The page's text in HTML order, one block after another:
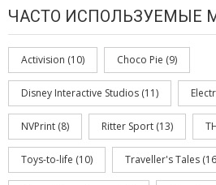
ЧАСТО ИСПОЛЬЗУЕМЫЕ
Activision (10) Choco Pie (9)
Disney Interactive Studios (11)
NVPrint (8) Ritter Sport (13)
Toys-to-life (10) Traveller's Tales